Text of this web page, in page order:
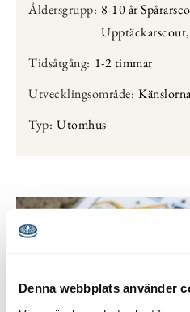
Denna webbplats använder
Åldersgrupp: 8-10 år
Upptäckarscout,
Tidsåtgång: 1-2 timmar
Utvecklingsområde:
Typ: Utomhus